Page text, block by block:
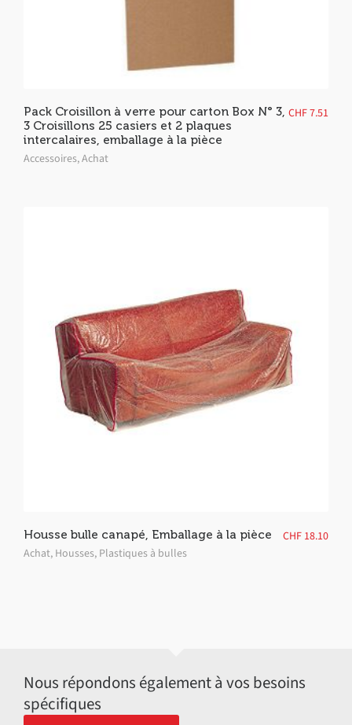
Pack Croisillon à verre pour carton Box N° 3,
3 Croisillons 25 casiers et 2 plaques
intercalaires, emballage à la pièce
Accessoires,Achat
CHF7.51
Housse bulle canapé, Emballage à la pièce
Achat, Housses, Plastiques à bulles
CHF 18.10
Nous répondons également à vos besoins
spécifiques